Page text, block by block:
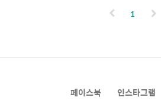
다음에 먹어 보렵니다. 빵바구닌 들고 있는
1
페이스북 인스타그램